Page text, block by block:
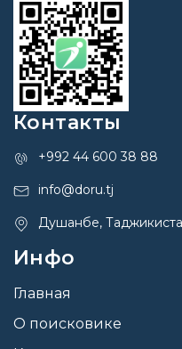
Контакты
+992 44 600 38 88
info@doru.tj
Душанбе,
Инфо
Главная
О поисковике